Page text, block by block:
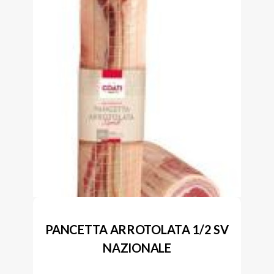
PANCETTA ARROTOLATA 1/2 SV
NAZIONALE